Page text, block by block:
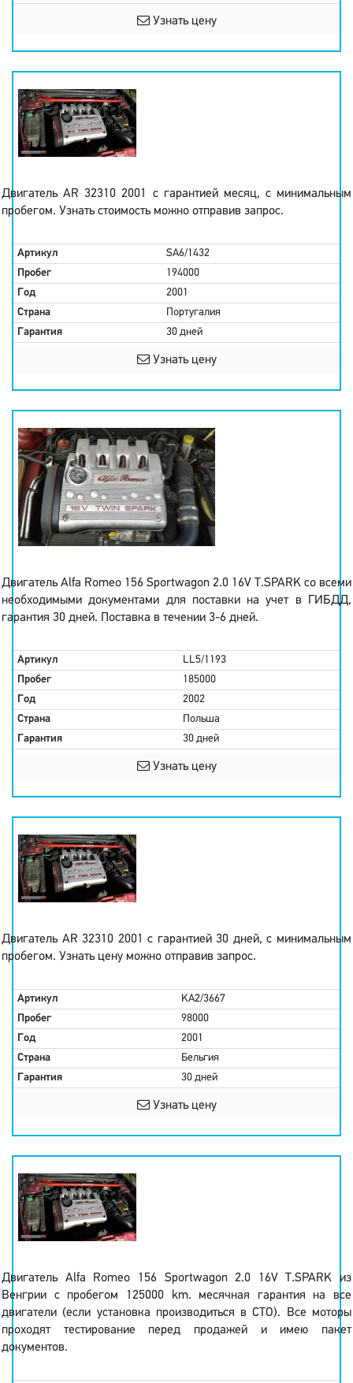
Узнать цену
Двигатель AR 32310 2001 с гарантией месяц, с минимальным
пробегом. Узнать стоимость можно отправив запрос.
Артикул
SA6/1432
Пробег
194000
Год
2001
Страна
Португалия
Гарантия
30 дней
Узнать цену
Двигатель Alfa Romeo 156 Sportwagon 2.0 16V T.SPARK со всеми
необходимыми документами для поставки на учет в ГИБДД,
гарантия 30 дней. Поставка в течении 3-6 дней.
Артикул
LL5/1193
Пробег
185000
Год
2002
Страна
Польша
Гарантия
30 дней
Узнать цену
Двигатель AR 32310 2001 с гарантией 30 дней, с минимальным
пробегом. Узнать цену можно отправив запрос.
Артикул
KA2/3667
Пробег
98000
Год
2001
Страна
Бельгия
Гарантия
30 дней
Узнать цену
Двигатель Alfa Romeo 156 Sportwagon 2.0 16V T.SPARK из
Венгрии с пробегом 125000 km. месячная гарантия на все
двигатели (если установка производиться в СТО). Все моторы
проходят тестирование перед продажей и имею пакет
документов.